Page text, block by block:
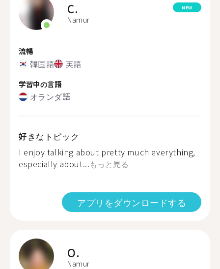
C.
Namur
NEW
流暢
韓国語 英語
学習中の言語
オランダ語
好きなトピック
I enjoy talking about pretty much everything,
especially about...もっと見る
アプリをダウンロードする
O.
Namur